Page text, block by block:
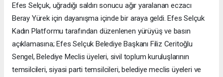
Efes Selçuk, uğradığı saldırı sonucu ağır yaralanan eczacı
Beray Yürek için dayanışma içinde bir araya geldi. Efes Selçuk
Kadın Platformu tarafından düzenlenen yürüyüş ve basın
açıklamasına; Efes Selçuk Belediye Başkanı Filiz Ceritoğlu
Sengel, Belediye Meclis üyeleri, sivil toplum kuruluşlarının
temsilcileri, siyasi parti temsilcileri, belediye meclis üyeleri ve